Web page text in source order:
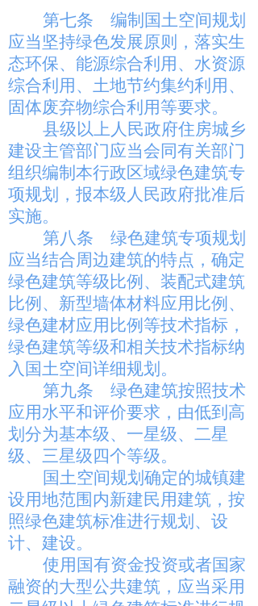
第七条
编制国土空间规划
应当坚持绿色发展原则，落实生
态环保、能源综合利用、水资源
综合利用、土地节约集约利用、
固体废弃物综合利用等要求。
县级以上人民政府住房城乡
建设主管部门应当会同有关部门
组织编制本行政区域绿色建筑专
项规划，报本级人民政府批准后
实施。
第八条
绿色建筑专项规划
应当结合周边建筑的特点，确定
绿色建筑等级比例、装配式建筑
比例、新型墙体材料应用比例、
绿色建材应用比例等技术指标，
绿色建筑等级和相关技术指标纳
入国土空间详细规划。
第九条
绿色建筑按照技术
应用水平和评价要求，由低到高
划分为基本级、一星级、二星
级、三星级四个等级。
国土空间规划确定的城镇建
设用地范围内新建民用建筑，按
照绿色建筑标准进行规划、设
计、建设。
使用国有资金投资或者国家
融资的大型公共建筑，应当采用